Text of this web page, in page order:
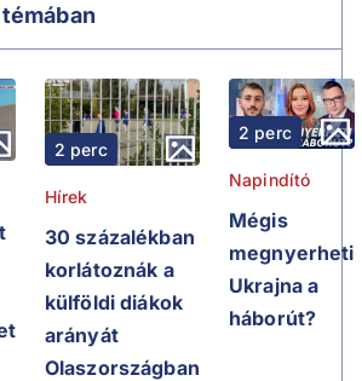
2 perc
Hírek
30 százalékban
korlátoznák a
külföldi diákok
arányát
Olaszországban
2 perc
Napindító
Mégis
megnyerheti
Ukrajna a
háborút?